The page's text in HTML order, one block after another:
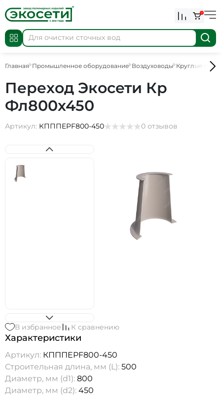
0
Главная Промышленное оборудование Воздуховоды Круглые
Переход Экосети Кр
Фл800х450
Артикул: КПППEPF800-450 0 отзывов
В избранное К сравнению
Характеристики
Артикул: КПППEPF800-450
Строительная длина, мм (L): 500
Диаметр, мм (d1): 800
Диаметр, мм (d2): 450